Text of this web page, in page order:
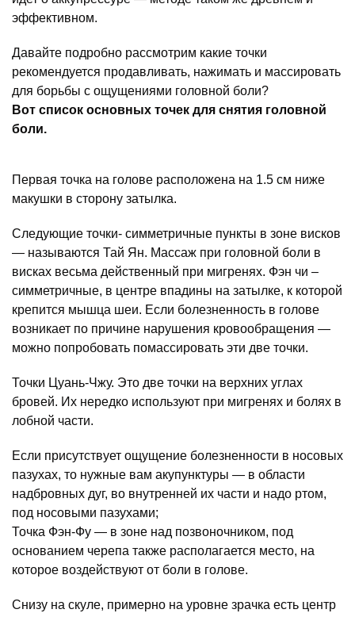
эффективном.
Давайте подробно рассмотрим какие точки
рекомендуется продавливать, нажимать и массировать
для борьбы с ощущениями головной боли?
Вот список основных точек для снятия головной
боли.
Первая точка на голове расположена на 1.5 см ниже
макушки в сторону затылка.
Следующие точки- симметричные пункты в зоне висков
— называются Тай Ян. Массаж при головной боли в
висках весьма действенный при мигренях. Фэн чи –
симметричные, в центре впадины на затылке, к которой
крепится мышца шеи. Если болезненность в голове
возникает по причине нарушения кровообращения —
можно попробовать помассировать эти две точки.
Точки Цуань-Чжу. Это две точки на верхних углах
бровей. Их нередко используют при мигренях и болях в
лобной части.
Если присутствует ощущение болезненности в носовых
пазухах, то нужные вам акупунктуры — в области
надбровных дуг, во внутренней их части и надо ртом,
под носовыми пазухами;
Точка Фэн-Фу — в зоне над позвоночником, под
основанием черепа также располагается место, на
которое воздействуют от боли в голове.
Снизу на скуле, примерно на уровне зрачка есть центр